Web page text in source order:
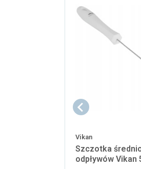
Vikan
Szczotka
odpływów Vikan